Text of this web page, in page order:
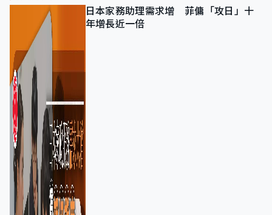
日本家務助理需求增 菲傭「攻日」十
年增長近一倍